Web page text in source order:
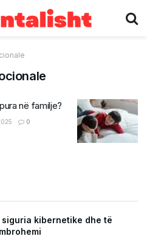
në familje?
0
kibernetike dhe të